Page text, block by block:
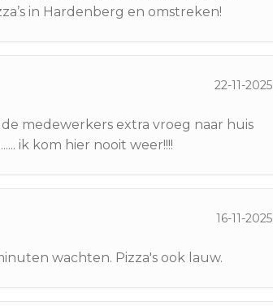
in Hardenberg en omstreken!
22-11-2025
medewerkers extra vroeg naar huis
ik kom hier nooit weer!!!!
16-11-2025
wachten. Pizza's ook lauw.